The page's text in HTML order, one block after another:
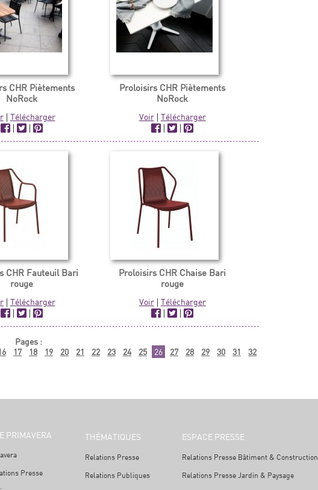
CHR Piètements
NoRock
| Télécharger
|
|
Proloisirs CHR Piètements
NoRock
Voir| Télécharger
|
|
CHR Fauteuil Bari
rouge
| Télécharger
|
|
Proloisirs CHR Chaise Bari
rouge
Voir| Télécharger
|
|
Pages :
17 18 19 20 21 22 23 24 25 26 27 28 29 30 31 32
PRIMAVERA
Presse
THÉMATIQUES
Relations Presse
Relations Publiques
ESPACE PRESSE
Relations Presse Bâtiment & Construction
Relations Presse Jardin & Paysage